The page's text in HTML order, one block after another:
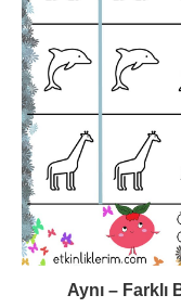
Aynı –